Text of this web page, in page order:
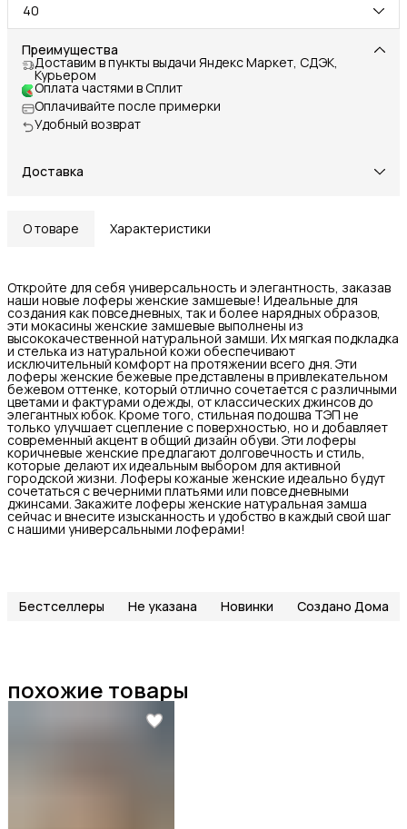
40
Преимущества
Доставим в пункты выдачи Яндекс Маркет, СДЭК,
Курьером
Оплата частями в Сплит
Оплачивайте после примерки
Удобный возврат
Доставка
О товаре Характеристики
Откройте для себя универсальность и элегантность, заказав
наши новые лоферы женские замшевые! Идеальные для
создания как повседневных, так и более нарядных образов,
эти мокасины женские замшевые выполнены из
высококачественной натуральной замши. Их мягкая подкладка
и стелька из натуральной кожи обеспечивают
исключительный комфорт на протяжении всего дня. Эти
лоферы женские бежевые представлены в привлекательном
бежевом оттенке, который отлично сочетается с различными
цветами и фактурами одежды, от классических джинсов до
элегантных юбок. Кроме того, стильная подошва ТЭП не
только улучшает сцепление с поверхностью, но и добавляет
современный акцент в общий дизайн обуви. Эти лоферы
коричневые женские предлагают долговечность и стиль,
которые делают их идеальным выбором для активной
городской жизни. Лоферы кожаные женские идеально будут
сочетаться с вечерними платьями или повседневными
джинсами. Закажите лоферы женские натуральная замша
сейчас и внесите изысканность и удобство в каждый свой шаг
с нашими универсальными лоферами!
Бестселлеры Не указана Новинки Создано Дома
похожие товары